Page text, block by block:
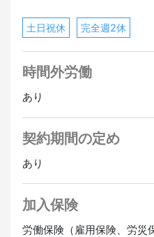
土日祝休 完全週2休
時間外労働
あり
契約期間の定め
あり
加入保険
労働保険（雇用保険、労災